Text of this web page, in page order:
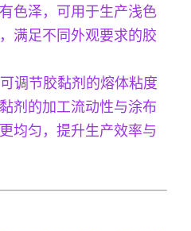
色泽，可用于生产浅色
满足不同外观要求的胶
调节胶黏剂的熔体粘度
剂的加工流动性与涂布
均匀，提升生产效率与